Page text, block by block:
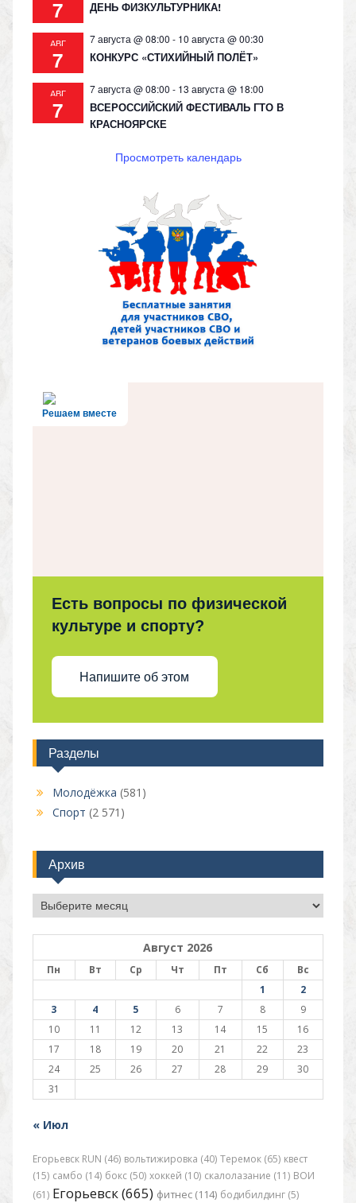
7 ДЕНЬ ФИЗКУЛЬТУРНИКА!
АВГ
7
7 августа @ 08:00 - 10 августа @ 00:30
КОНКУРС «СТИХИЙНЫЙ ПОЛЁТ»
АВГ
7
7 августа @ 08:00 - 13 августа @ 18:00
ВСЕРОССИЙСКИЙ ФЕСТИВАЛЬ ГТО В
КРАСНОЯРСКЕ
Просмотреть календарь
Решаем вместе
Есть вопросы по физической
культуре и спорту?
Напишите об этом
Разделы
Молодёжка (581)
Спорт (2 571)
Архив
Архив
Август 2026
Пн Вт Ср Чт Пт Сб
Вс
1
2
3
4 5 6 7 8
9
10
11 12 13 14 15
16
17
18 19 20 21 22
23
24
25 26 27 28 29
30
31
« Июл
Егорьевск RUN (46) вольтижировка (40) Теремок (65) квест
(15) самбо (14) бокс (50) хоккей (10) скалолазание (11) ВОИ
(61) Егорьевск (665) фитнес (114) бодибилдинг (5)